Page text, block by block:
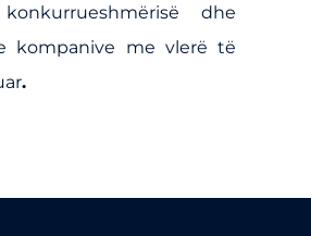
dhe
kompanive me vlerë të
.